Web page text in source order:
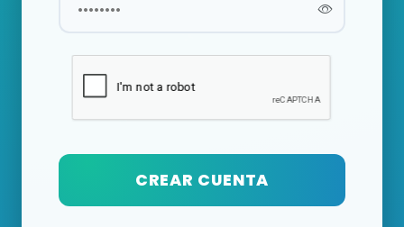
CREAR CUENTA